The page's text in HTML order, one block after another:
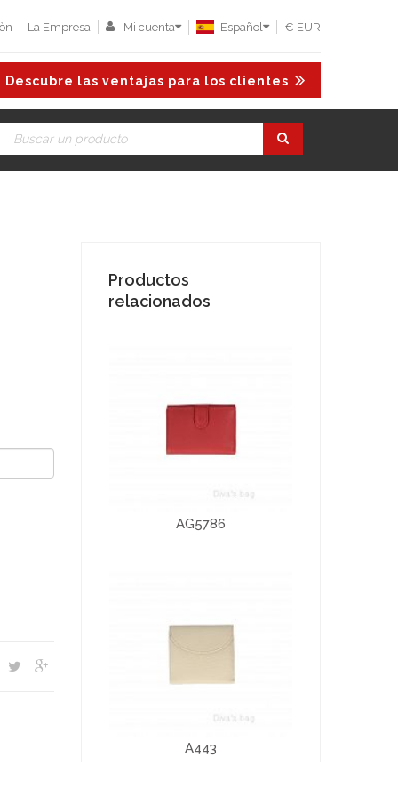
La Empresa Mi cuenta Español € EUR
Descubre las ventajas para los clientes
Productos
relacionados
AG5786
A443